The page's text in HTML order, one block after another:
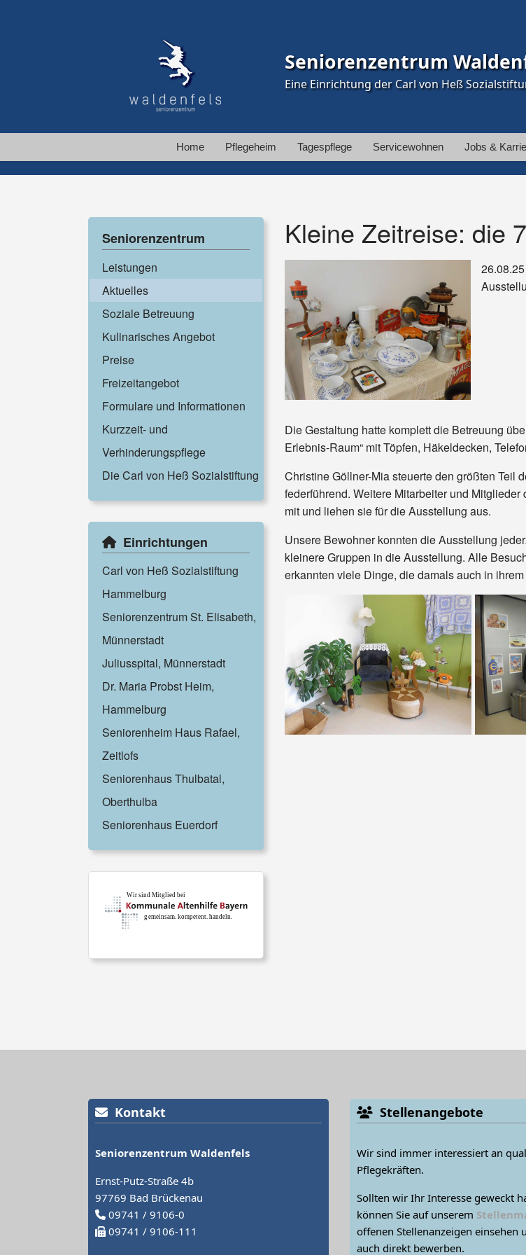
Seniorenzentrum
Eine Einrichtung der Carl von Heß
Home Pflegeheim Tagespflege Servicewohnen Jobs &
Seniorenzentrum
Leistungen
Aktuelles
Soziale Betreuung
Kulinarisches Angebot
Preise
Freizeitangebot
Formulare und Informationen
Kurzzeit- und
Verhinderungspflege
Die Carl von Heß Sozialstiftung
Einrichtungen
Carl von Heß Sozialstiftung
Hammelburg
Seniorenzentrum St. Elisabeth,
Münnerstadt
Juliusspital, Münnerstadt
Dr. Maria Probst Heim,
Hammelburg
Seniorenheim Haus Rafael,
Zeitlofs
Seniorenhaus Thulbatal,
Oberthulba
Seniorenhaus Euerdorf
Kleine Zeitreise: die
Die Gestaltung hatte komplett die Betreuung
Erlebnis-Raum“ mit Töpfen, Häkeldecken,
Christine Göllner-Mia steuerte den größten Teil
federführend. Weitere Mitarbeiter und
mit und liehen sie für die Ausstellung aus.
Unsere Bewohner konnten die Ausstellung
kleinere Gruppen in die Ausstellung. Alle
erkannten viele Dinge, die damals auch in
Kontakt
Seniorenzentrum Waldenfels
Ernst-Putz-Straße 4b
97769 Bad Brückenau
09741 / 9106-0
09741 / 9106-111
Stellenangebote
Wir sind immer interessiert an
Pflegekräften.
Sollten wir Ihr Interesse geweckt
können Sie auf unserem
offenen Stellenanzeigen einsehen
auch direkt bewerben.